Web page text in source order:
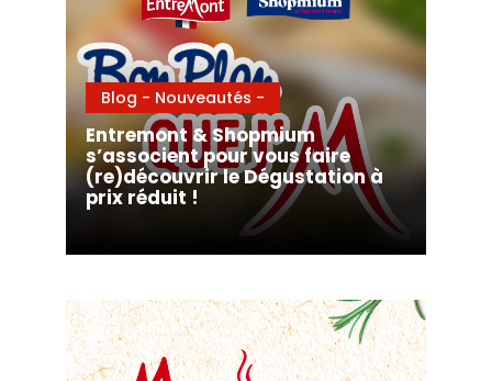
Blog - Nouveautés -
Entremont & Shopmium
s’associent pour vous faire
(re)découvrir le Dégustation à
prix réduit !